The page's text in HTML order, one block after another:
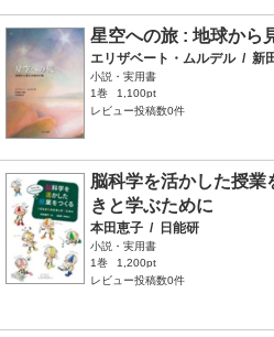
星空への旅 : 地球から
エリザベート・ムルデル / 新
小説・実用書
1巻
1,100pt
レビュー投稿数0件
脳科学を活かした授業
きと学ぶために
本田恵子 / 日能研
小説・実用書
1巻
1,200pt
レビュー投稿数0件